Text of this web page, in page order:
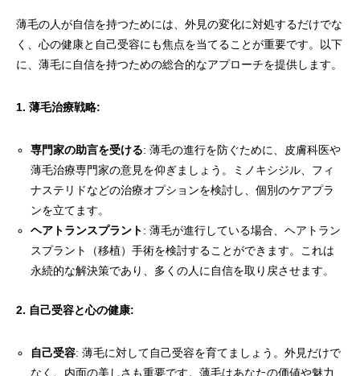
薄毛の人が自信を持つためには、外見の変化に対処するだけでな
く、心の健康と自己受容にも焦点を当てることが重要です。以下
に、薄毛に自信を持つための総合的なアプローチを提供します。
1. 薄毛治療戦略:
専門家の助言を受ける: 薄毛の進行を防ぐために、皮膚科医や
薄毛治療専門家の意見を仰ぎましょう。ミノキシジル、フィ
ナステリドなどの治療オプションを検討し、個別のケアプラ
ンを立てます。
ヘアトランスプラント: 薄毛が進行している場合、ヘアトラン
スプラント（移植）手術を検討することができます。これは
永続的な解決策であり、多くの人に自信を取り戻させます。
2. 自己受容と心の健康:
自己受容: 薄毛に対して自己受容を育てましょう。外見だけで
なく、内面の美しさも重要です。薄毛はあなたの価値や魅力